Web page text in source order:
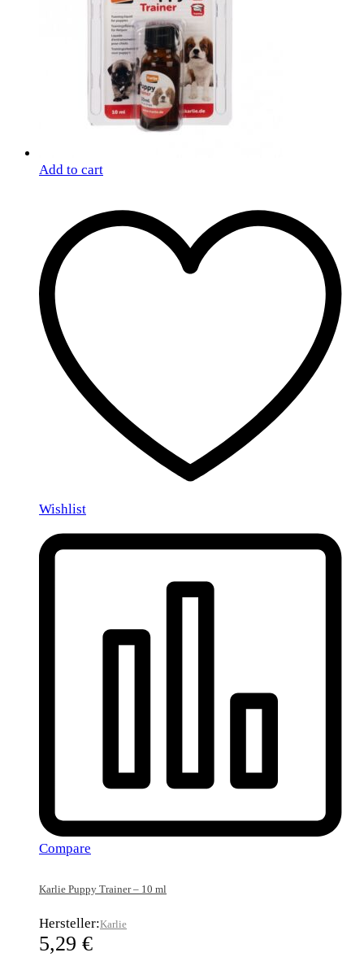
Add to cart
Wishlist
Compare
Karlie Puppy Trainer – 10 ml
Hersteller:Karlie
5,29 €